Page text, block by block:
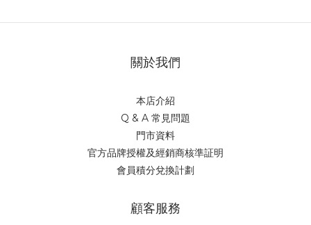
關於我們
本店介紹
Q & A 常見問題
門市資料
官方品牌授權及經銷商核準証明
會員積分兌換計劃
顧客服務